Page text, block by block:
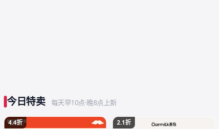
今日特卖 每天早10点·晚8点上新
4.4折 2.1折